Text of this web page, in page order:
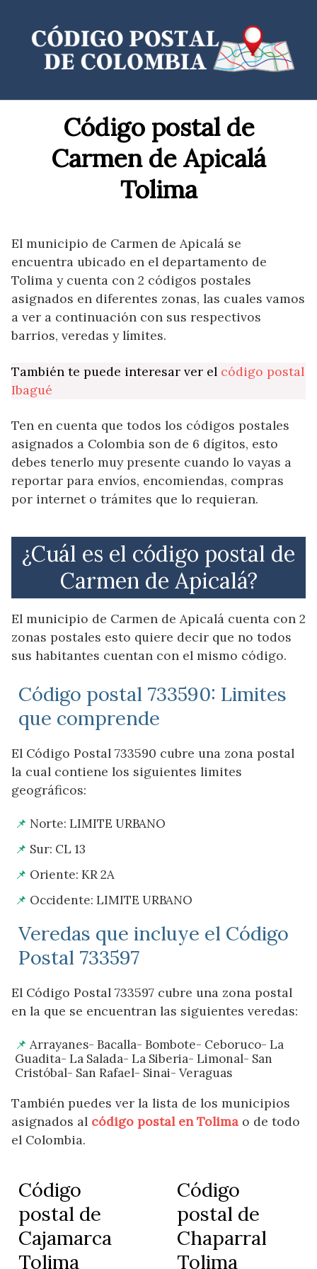
contenido
Código postal de
Carmen de Apicalá
Tolima
El municipio de Carmen de Apicalá se
encuentra ubicado en el departamento de
Tolima y cuenta con 2 códigos postales
asignados en diferentes zonas, las cuales vamos
a ver a continuación con sus respectivos
barrios, veredas y límites.
También te puede interesar ver el código postal
Ibagué
Ten en cuenta que todos los códigos postales
asignados a Colombia son de 6 dígitos, esto
debes tenerlo muy presente cuando lo vayas a
reportar para envíos, encomiendas, compras
por internet o trámites que lo requieran.
¿Cuál es el código postal de
Carmen de Apicalá?
El municipio de Carmen de Apicalá cuenta con 2
zonas postales esto quiere decir que no todos
sus habitantes cuentan con el mismo código.
Código postal 733590: Limites
que comprende
El Código Postal 733590 cubre una zona postal
la cual contiene los siguientes limites
geográficos:
Norte: LIMITE URBANO
Sur: CL 13
Oriente: KR 2A
Occidente: LIMITE URBANO
Veredas que incluye el Código
Postal 733597
El Código Postal 733597 cubre una zona postal
en la que se encuentran las siguientes veredas:
Arrayanes- Bacalla- Bombote- Ceboruco- La
Guadita- La Salada- La Siberia- Limonal- San
Cristóbal- San Rafael- Sinai- Veraguas
También puedes ver la lista de los municipios
asignados al código postal en Tolima o de todo
el Colombia.
Código
postal de
Cajamarca
Tolima
Código
postal de
Chaparral
Tolima